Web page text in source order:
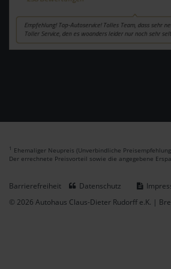
1 Ehemaliger Neupreis (Unverbindliche
Der errechnete Preisvorteil sowie die angegebene
Barrierefreiheit Datenschutz
© 2026 Autohaus Claus-Dieter Rudorff e.K. |